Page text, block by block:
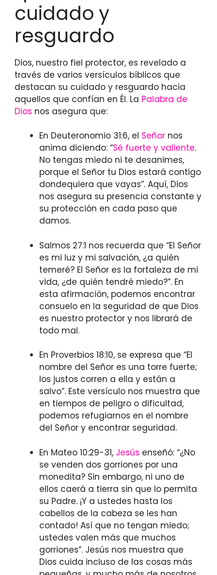
cuidado y
resguardo
Dios, nuestro fiel protector, es revelado a
través de varios versículos bíblicos que
destacan su cuidado y resguardo hacia
aquellos que confían en Él. La Palabra de
Dios nos asegura que:
En Deuteronomio 31:6, el Señor nos
anima diciendo: “Sé fuerte y valiente.
No tengas miedo ni te desanimes,
porque el Señor tu Dios estará contigo
dondequiera que vayas”. Aquí, Dios
nos asegura su presencia constante y
su protección en cada paso que
damos.
Salmos 27:1 nos recuerda que “El Señor
es mi luz y mi salvación, ¿a quién
temeré? El Señor es la fortaleza de mi
vida, ¿de quién tendré miedo?”. En
esta afirmación, podemos encontrar
consuelo en la seguridad de que Dios
es nuestro protector y nos librará de
todo mal.
En Proverbios 18:10, se expresa que “El
nombre del Señor es una torre fuerte;
los justos corren a ella y están a
salvo”. Este versículo nos muestra que
en tiempos de peligro o dificultad,
podemos refugiarnos en el nombre
del Señor y encontrar seguridad.
En Mateo 10:29-31, Jesús enseñó: “¿No
se venden dos gorriones por una
monedita? Sin embargo, ni uno de
ellos caerá a tierra sin que lo permita
su Padre. ¡Y a ustedes hasta los
cabellos de la cabeza se les han
contado! Así que no tengan miedo;
ustedes valen más que muchos
gorriones”. Jesús nos muestra que
Dios cuida incluso de las cosas más